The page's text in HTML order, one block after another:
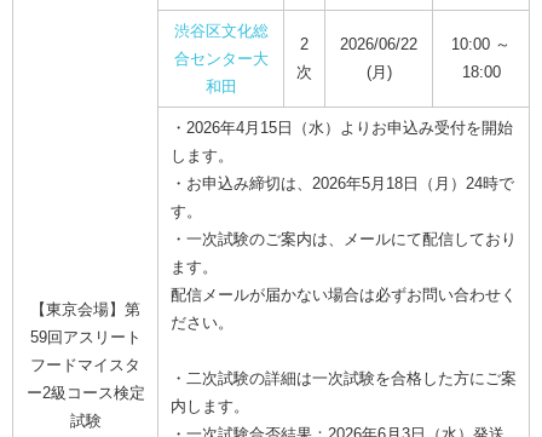
【東京会場】第
59回アスリート
フードマイスタ
ー2級コース検定
試験
渋谷区文化総
合センター大
和田
2
次
2026/06/22
(月)
10:00 ～
18:00
・2026年4月15日（水）よりお申込み受付を開始
します。
・お申込み締切は、2026年5月18日（月）24時で
す。
・一次試験のご案内は、メールにて配信しており
ます。
配信メールが届かない場合は必ずお問い合わせく
ださい。
・二次試験の詳細は一次試験を合格した方にご案
内します。